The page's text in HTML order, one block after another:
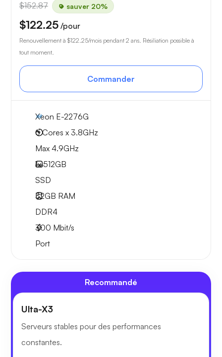
$152.87 sauver 20%
$122.25 /pour
Renouvellement à $122.25/mois pendant 2 ans. Résiliation possible à
tout moment.
Commander
Xeon E-2276G
6 Cores x 3.8GHz
Max 4.9GHz
1x512GB
SSD
32GB RAM
DDR4
300 Mbit/s
Port
Recommandé
Ulta-X3
Serveurs stables pour des performances
constantes.